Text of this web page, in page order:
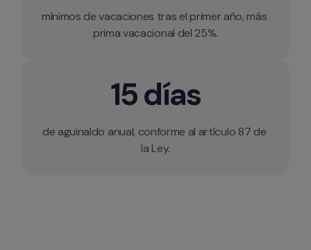
mínimos de vacaciones tras el primer año, más
15 días
de aguinaldo anual, conforme al artículo 87 de
la Ley.